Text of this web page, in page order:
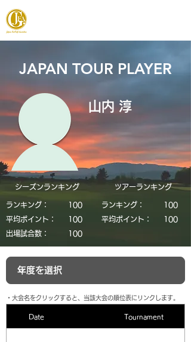
JAPAN TOUR PLAYER
山内 淳
シーズンランキング
ランキング：
​100
平均ポイント：
​100
​出場試合数：
​100
​ツアーランキング
ランキング：
​100
平均ポイント：
​100
​・大会名をクリックすると、当該大会の順位表にリンクします。
Date Tournament